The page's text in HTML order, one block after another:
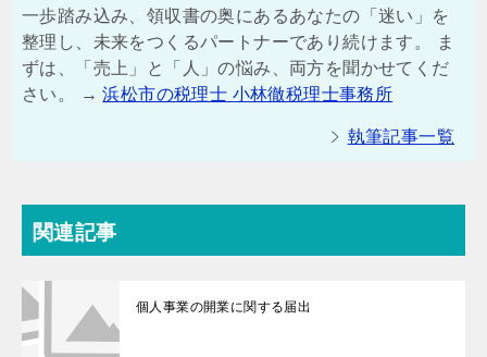
一歩踏み込み、領収書の奥にあるあなたの「迷い」を
整理し、未来をつくるパートナーであり続けます。 ま
ずは、「売上」と「人」の悩み、両方を聞かせてくだ
さい。 →浜松市の税理士 小林徹税理士事務所
執筆記事一覧
関連記事
個人事業の開業に関する届出